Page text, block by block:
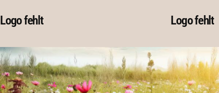
to
Logo fehlt Logo fehlt